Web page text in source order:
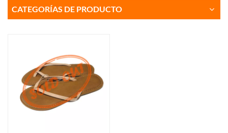
CATEGORÍAS DE PRODUCTO